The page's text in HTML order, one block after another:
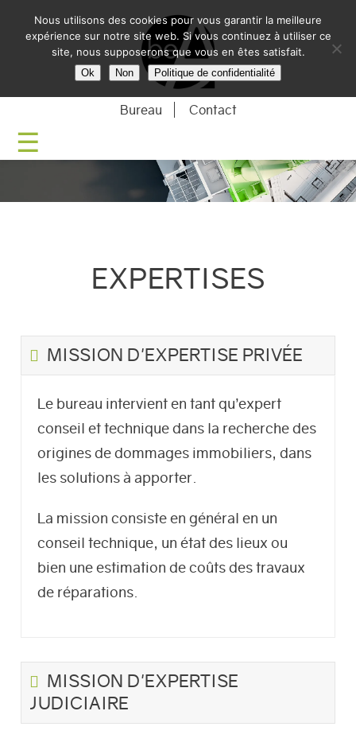
BE-
Bureau Contact
EXPERTISES
MISSION D'EXPERTISE PRIVÉE
Le bureau intervient en tant qu’expert
conseil et technique dans la recherche des
origines de dommages immobiliers, dans
les solutions à apporter.
La mission consiste en général en un
conseil technique, un état des lieux ou
bien une estimation de coûts des travaux
de réparations.
MISSION D'EXPERTISE
JUDICIAIRE
Nous utilisons des cookies pour vous garantir la meilleure
expérience sur notre site web. Si vous continuez à utiliser ce
site, nous supposerons que vous en êtes satisfait.
Ok Non Politique de confidentialité